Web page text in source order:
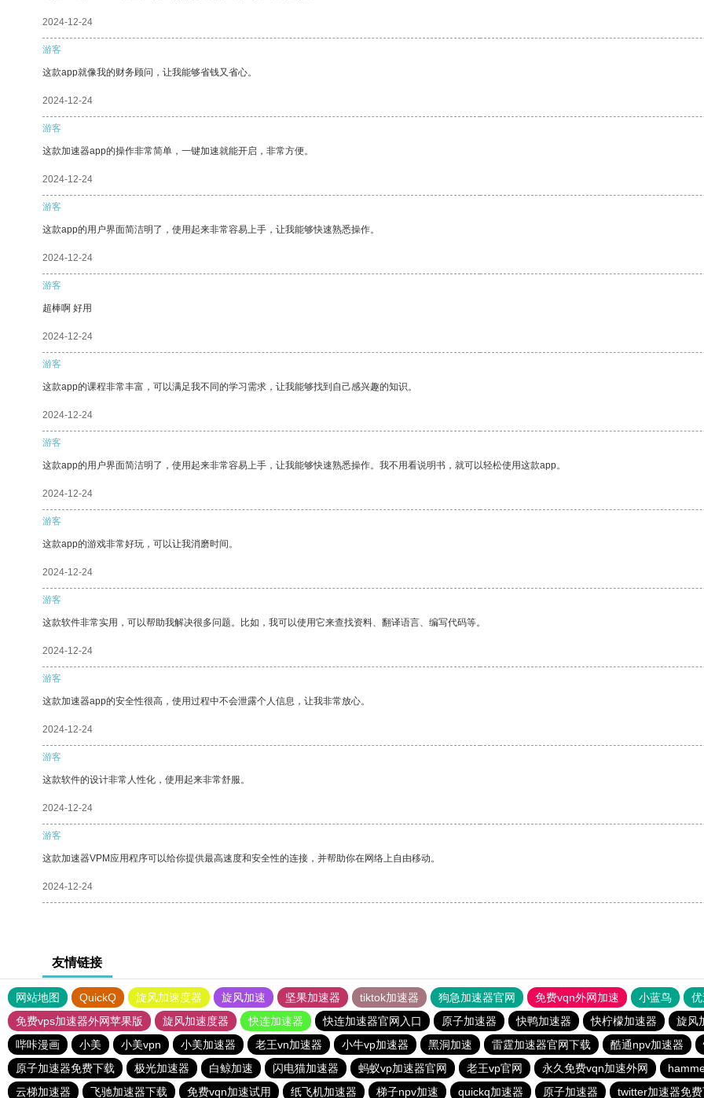
2024-12-24
游客
这款app就像我的财务顾问，让我能够省钱又省心。
2024-12-24
游客
这款加速器app的操作非常简单，一键加速就能开启，非常方便。
2024-12-24
游客
这款app的用户界面简洁明了，使用起来非常容易上手，让我能够快速熟悉操作。
2024-12-24
游客
超棒啊 好用
2024-12-24
游客
这款app的课程非常丰富，可以满足我不同的学习需求，让我能够找到自己感兴趣的知识。
2024-12-24
游客
这款app的用户界面简洁明了，使用起来非常容易上手，让我能够快速熟悉操作。我不用看说明书，就可以轻松使用这款app。
2024-12-24
游客
这款app的游戏非常好玩，可以让我消磨时间。
2024-12-24
游客
这款软件非常实用，可以帮助我解决很多问题。比如，我可以使用它来查找资料、翻译语言、编写代码等。
2024-12-24
游客
这款加速器app的安全性很高，使用过程中不会泄露个人信息，让我非常放心。
2024-12-24
游客
这款软件的设计非常人性化，使用起来非常舒服。
2024-12-24
游客
这款加速器VPM应用程序可以给你提供最高速度和安全性的连接，并帮助你在网络上自由移动。
2024-12-24
友情链接
网站地图 QuickQ 旋风加速度器 旋风加速 坚果加速器 tiktok加速器 狗急加速器官网 免费vqn外网加速 小蓝鸟
免费vps加速器外网苹果版
旋风加速度器 快连加速器 快连加速器官网入口 原子加速器 快鸭加速器 快柠檬加速器
旋风
哔咔漫画
小美 小美vpn 小美加速器 老王vn加速器 小牛vp加速器 黑洞加速 雷霆加速器官网下载 酷通npv加速器
原子加速器免费下载
极光加速器 白鲸加速 闪电猫加速器 蚂蚁vp加速器官网 老王vp官网 永久免费vqn加速外网
云梯加速器
飞驰加速器下载 免费vqn加速试用 纸飞机加速器 梯子npv加速 quickq加速器 原子加速器 twitter加速器免